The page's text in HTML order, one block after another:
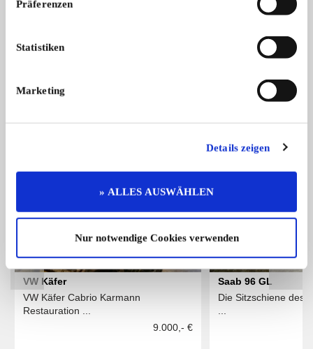
Präferenzen
Statistiken
Marketing
Details zeigen
» ALLES AUSWÄHLEN
Nur notwendige Cookies verwenden
500,- €
ALLE ANZEIGEN
VW Käfer
VW Käfer Cabrio Karmann
Restauration ...
9.000,- €
Saab 96 GL
Die Sitzschiene des